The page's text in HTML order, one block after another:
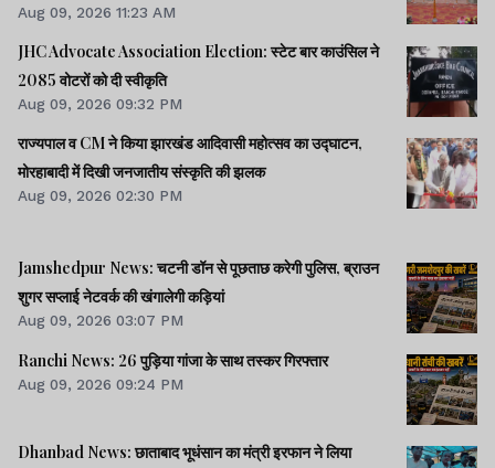
Aug 09, 2026 11:23 AM
JHC Advocate Association Election: स्टेट बार काउंसिल ने
2085 वोटरों को दी स्वीकृति
Aug 09, 2026 09:32 PM
राज्यपाल व CM ने किया झारखंड आदिवासी महोत्सव का उद्घाटन,
मोरहाबादी में दिखी जनजातीय संस्कृति की झलक
Aug 09, 2026 02:30 PM
Jamshedpur News: चटनी डॉन से पूछताछ करेगी पुलिस, ब्राउन
शुगर सप्लाई नेटवर्क की खंगालेगी कड़ियां
Aug 09, 2026 03:07 PM
Ranchi News: 26 पुड़िया गांजा के साथ तस्कर गिरफ्तार
Aug 09, 2026 09:24 PM
Dhanbad News: छाताबाद भूधंसान का मंत्री इरफान ने लिया